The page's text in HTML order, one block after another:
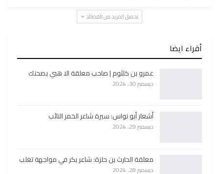
تحميل المزيد من القصائد
أقراء ايضا
عمرو بن كلثوم | صاحب معلقة الا هبي بصحنك
ديسمبر 30, 2024
أشعار أبو نواس: سيرة شاعر الخمر التائب
ديسمبر 29, 2024
معلقة الحارث بن حلزة: شاعر بكر في مواجهة تغلب
ديسمبر 28, 2024